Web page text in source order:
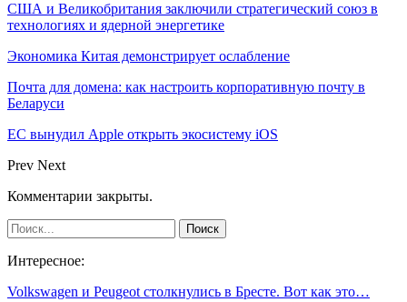
США и Великобритания заключили стратегический союз в
технологиях и ядерной энергетике
Экономика Китая демонстрирует ослабление
Почта для домена: как настроить корпоративную почту в
Беларуси
ЕС вынудил Apple открыть экосистему iOS
Prev Next
Комментарии закрыты.
Интересное:
Volkswagen и Peugeot столкнулись в Бресте. Вот как это…